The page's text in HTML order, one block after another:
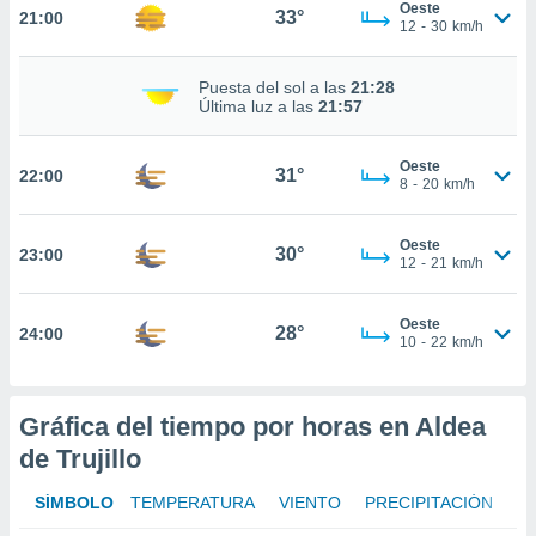
como
IP
a lo que
Para
su
21:00 33°
Oeste
12 - 30 km/h
Puesta del sol a las 21:28
Última luz a las 21:57
22:00 31°
Oeste
8 - 20 km/h
23:00 30°
Oeste
12 - 21 km/h
24:00 28°
Oeste
10 - 22 km/h
Gráfica del tiempo por horas en Aldea
de Trujillo
SÍMBOLO TEMPERATURA VIENTO PRECIPITACIÓN